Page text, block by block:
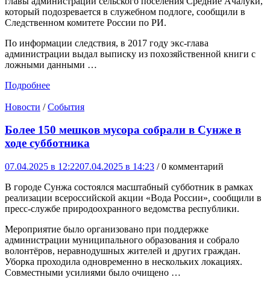
который подозревается в служебном подлоге, сообщили в
Следственном комитете России по РИ.
По информации следствия, в 2017 году экс-глава
администрации выдал выписку из похозяйственной книги с
ложными данными …
Подробнее
Новости /События
Более 150 мешков мусора собрали в Сунже в
ходе субботника
07.04.2025 в 12:2207.04.2025 в 14:23 / 0 комментарий
В городе Сунжа состоялся масштабный субботник в рамках
реализации всероссийской акции «Вода России», сообщили в
пресс-службе природоохранного ведомства республики.
Мероприятие было организовано при поддержке
администрации муниципального образования и собрало
волонтёров, неравнодушных жителей и других граждан.
Уборка проходила одновременно в нескольких локациях.
Совместными усилиями было очищено …